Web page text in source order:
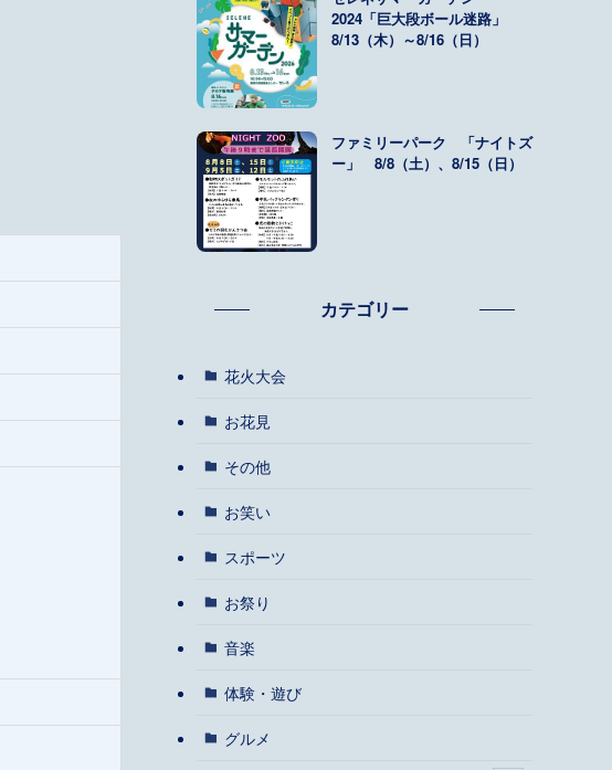
2024「巨大段ボール迷路」
8/13（木）～8/16（日）
ファミリーパーク 「ナイトズ
ー」 8/8（土）、8/15（日）
カテゴリー
花火大会
お花見
その他
お笑い
スポーツ
お祭り
音楽
体験・遊び
グルメ